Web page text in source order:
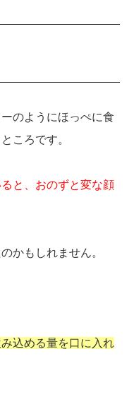
のようにほっぺに食
ころです。
と、おのずと変な顔
かもしれません。
込める量を口に入れ